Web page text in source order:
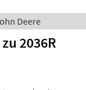
Deere
2036R